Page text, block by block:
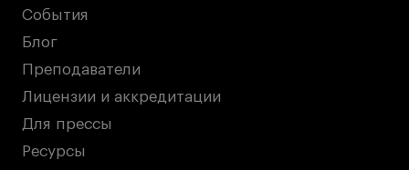
События
Блог
Преподаватели
Лицензии и аккредитации
Для прессы
Ресурсы